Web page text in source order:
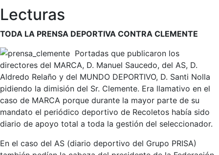
Lecturas
TODA LA PRENSA DEPORTIVA CONTRA CLEMENTE
Portadas que publicaron los
directores del MARCA, D. Manuel Saucedo, del AS, D.
Aldredo Relaño y del MUNDO DEPORTIVO, D. Santi Nolla
pidiendo la dimisión del Sr. Clemente. Era llamativo en el
caso de MARCA porque durante la mayor parte de su
mandato el periódico deportivo de Recoletos había sido
diario de apoyo total a toda la gestión del seleccionador.
En el caso del AS (diario deportivo del Grupo PRISA)